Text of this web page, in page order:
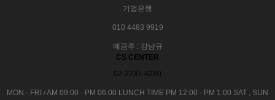
기업은행
010 4483 9919
예금주 : 강남규
CS CENTER
02-2237-4280
MON - FRI / AM 09:00 - PM 06:00 LUNCH TIME PM 12:00 - PM 1:00 SAT , SUN